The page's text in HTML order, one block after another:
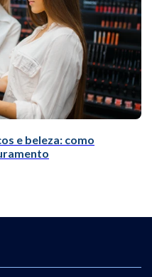
e beleza: como